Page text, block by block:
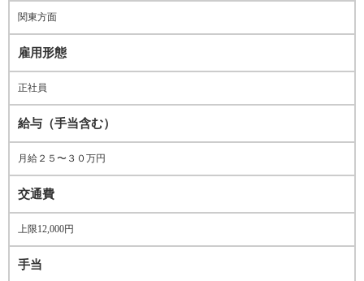
関東方面
雇用形態
正社員
給与（手当含む）
月給２５〜３０万円
交通費
上限12,000円
手当